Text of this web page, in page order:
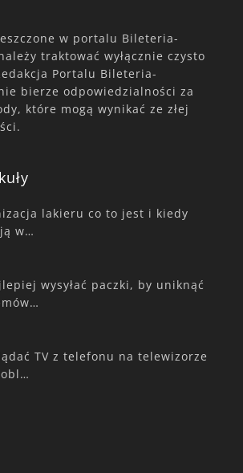
w portalu Bileteria-
traktować wyłącznie czysto
Portalu Bileteria-
bierze odpowiedzialności za
które mogą wynikać ze złej
lakieru co to jest i kiedy
w…
wysyłać paczki, by uniknąć
TV z telefonu na telewizorze